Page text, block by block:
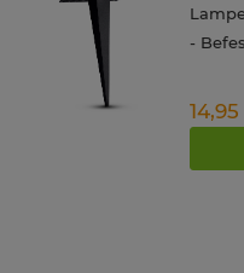
-